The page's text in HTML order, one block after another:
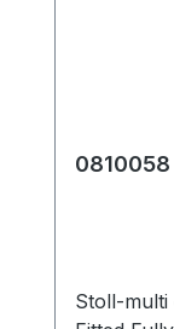
0810058
Stoll-multi